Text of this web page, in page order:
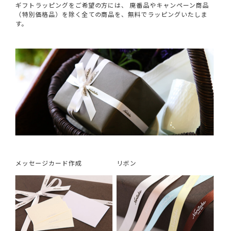
ギフトラッピングをご希望の方には、 廃番品やキャンペーン商品
（特別価格品）を除く全ての商品を、無料でラッピングいたしま
す。
メッセージカード作成 リボン